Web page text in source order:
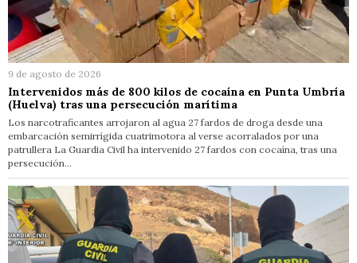
9 de agosto de 2026
Intervenidos más de 800 kilos de cocaína en Punta Umbría
(Huelva) tras una persecución marítima
Los narcotraficantes arrojaron al agua 27 fardos de droga desde una
embarcación semirrígida cuatrimotora al verse acorralados por una
patrullera La Guardia Civil ha intervenido 27 fardos con cocaína, tras una
persecución…